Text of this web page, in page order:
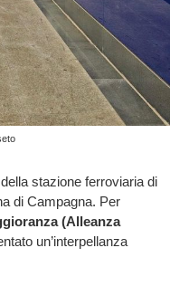
stazione ferroviaria di
di Campagna. Per
(Alleanza
un’interpellanza